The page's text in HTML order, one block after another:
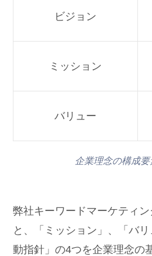
ビジョン
ミッション
バリュー
企業理念の構成
弊社キーワードマーケティン
と、「ミッション」、「バ
動指針」の4つを企業理念の